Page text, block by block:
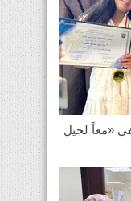
«معاً لجيل